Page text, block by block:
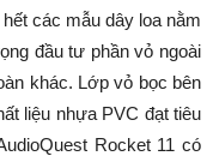
các mẫu dây loa nằm
đầu tư phần vỏ ngoài
khác. Lớp vỏ bọc bên
liệu nhựa PVC đạt tiêu
Rocket 11 có